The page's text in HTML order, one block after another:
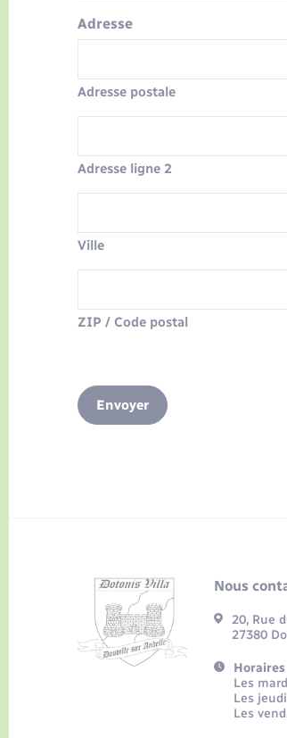
Adresse
Adresse postale
Adresse ligne 2
Ville
ZIP / Code postal
Envoyer
Nous
20, Rue
27380
Les
Les
Les